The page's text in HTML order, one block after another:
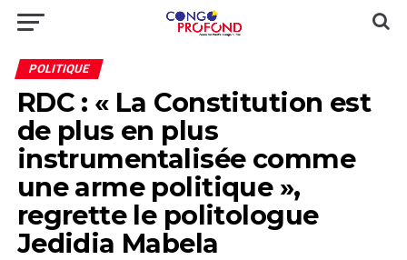
POLITIQUE
RDC : « La Constitution est
de plus en plus
instrumentalisée comme
une arme politique »,
regrette le politologue
Jedidia Mabela